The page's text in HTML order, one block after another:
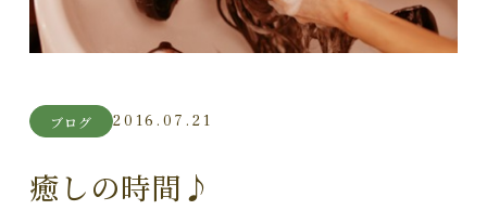
ブログ 2016.07.21
癒しの時間♪